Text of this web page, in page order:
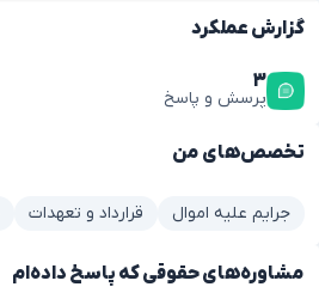
گزارش عملکرد
۳
پرسش و پاسخ
تخصص‌های من
جرایم علیه اموال قرارداد و تعهدات
مشاوره‌های حقوقی که پاسخ داده‌ام